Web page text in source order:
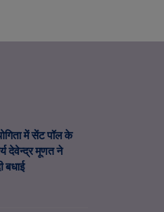
में सेंट पॉल के
देवेन्द्र मूणत ने
बधाई